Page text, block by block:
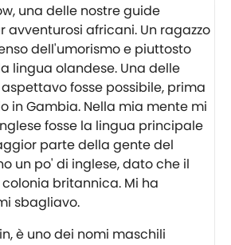
una delle nostre guide
avventurosi africani. Un ragazzo
dell'umorismo e piuttosto
lingua olandese. Una delle
fosse possibile, prima
in Gambia. Nella mia mente mi
fosse la lingua principale
parte della gente del
un po' di inglese, dato che il
britannica. Mi ha
sbagliavo.
è uno dei nomi maschili